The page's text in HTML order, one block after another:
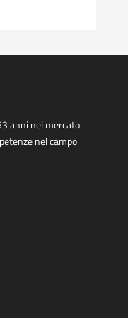
anni nel mercato
nel campo